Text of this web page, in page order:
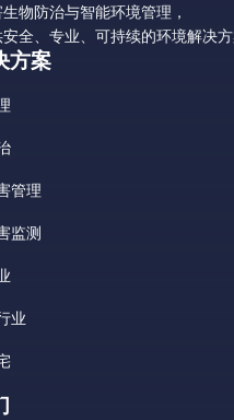
物防治与智能环境管理，
全、专业、可持续的环境解决方
方案
管理
监测
业